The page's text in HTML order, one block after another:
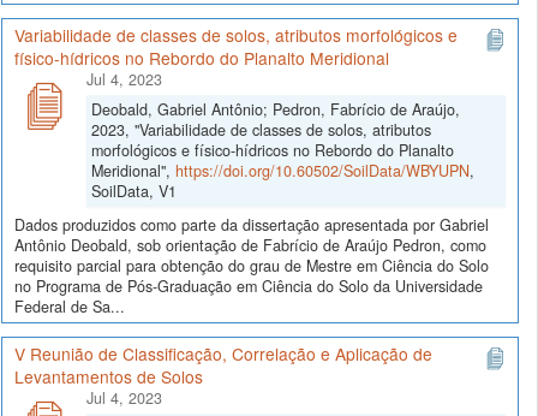
Variabilidade de classes de solos, atributos morfológicos e
físico-hídricos no Rebordo do Planalto Meridional
Jul 4, 2023
Deobald, Gabriel Antônio; Pedron, Fabrício de Araújo,
2023, "Variabilidade de classes de solos, atributos
morfológicos e físico-hídricos no Rebordo do Planalto
Meridional", https://doi.org/10.60502/SoilData/WBYUPN,
SoilData, V1
Dados produzidos como parte da dissertação apresentada por Gabriel
Antônio Deobald, sob orientação de Fabrício de Araújo Pedron, como
requisito parcial para obtenção do grau de Mestre em Ciência do Solo
no Programa de Pós-Graduação em Ciência do Solo da Universidade
Federal de Sa...
V Reunião de Classificação, Correlação e Aplicação de
Levantamentos de Solos
Jul 4, 2023